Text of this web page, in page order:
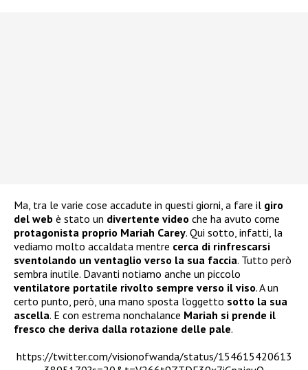
Ma, tra le varie cose accadute in questi giorni, a fare il giro
del web è stato un divertente video che ha avuto come
protagonista proprio Mariah Carey. Qui sotto, infatti, la
vediamo molto accaldata mentre cerca di rinfrescarsi
sventolando un ventaglio verso la sua faccia. Tutto però
sembra inutile. Davanti notiamo anche un piccolo
ventilatore portatile rivolto sempre verso il viso. A un
certo punto, però, una mano sposta l’oggetto sotto la sua
ascella. E con estrema nonchalance Mariah si prende il
fresco che deriva dalla rotazione delle pale.
https://twitter.com/visionofwanda/status/154615420613